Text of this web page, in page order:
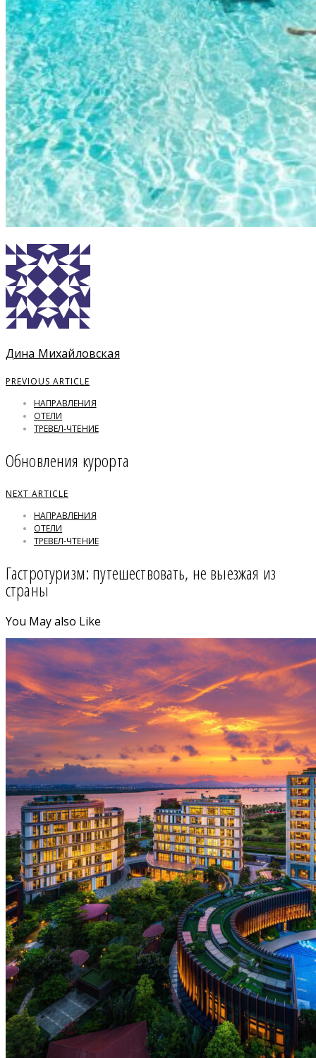
Дина Михайловская
PREVIOUS ARTICLE
НАПРАВЛЕНИЯ
ОТЕЛИ
ТРЕВЕЛ-ЧТЕНИЕ
Обновления курорта
NEXT ARTICLE
НАПРАВЛЕНИЯ
ОТЕЛИ
ТРЕВЕЛ-ЧТЕНИЕ
Гастротуризм: путешествовать, не выезжая из
страны
You May also Like